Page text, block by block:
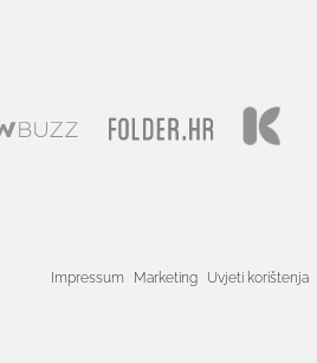
Impressum Marketing Uvjeti korištenja